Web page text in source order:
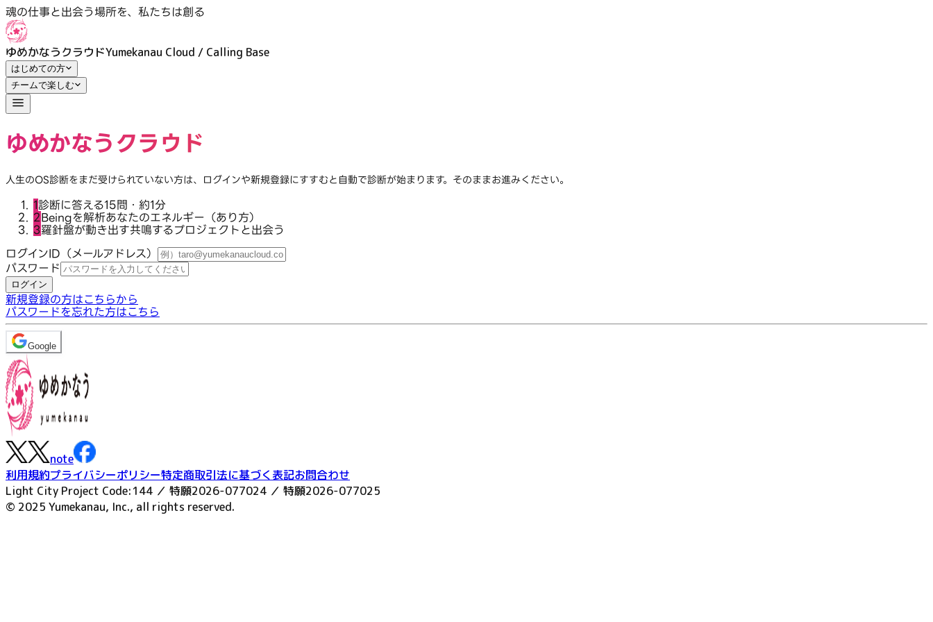
魂の仕事と出会う場所を、私たちは創る
ゆめかなうクラウドYumekanau Cloud / Calling Base
はじめての方
チームで楽しむ
ゆめかなうクラウド
人生のOS診断をまだ受けられていない方は、ログインや新規登録にすすむと自動で診断が始まります。そのままお進みください。
1診断に答える15問・約1分
2Beingを解析あなたのエネルギー（あり方）
3羅針盤が動き出す共鳴するプロジェクトと出会う
ログインID（メールアドレス）
パスワード
ログイン
新規登録の方はこちらから
パスワードを忘れた方はこちら
Google
note
利用規約プライバシーポリシー特定商取引法に基づく表記お問合わせ
Light City Project Code:144 ／ 特願2026-077024 ／ 特願2026-077025
© 2025 Yumekanau, Inc., all rights reserved.
魂の仕事の扉をひらく｜ログイン｜ゆめかなうクラウド